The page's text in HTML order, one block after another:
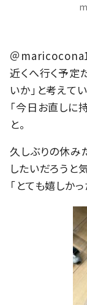
＠
近くへ行く予定
いか」と考えて
「今日お直しに
と。
久しぶりの休み
したいだろうと
「とても嬉しか